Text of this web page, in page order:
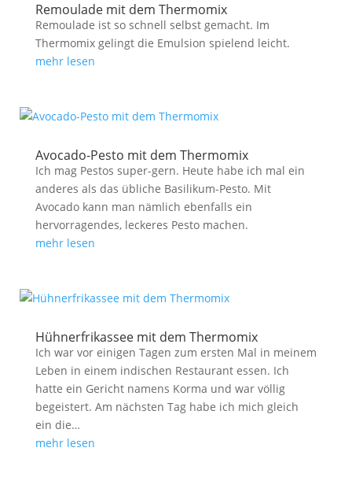
Remoulade mit dem Thermomix
Remoulade ist so schnell selbst gemacht. Im
Thermomix gelingt die Emulsion spielend leicht.
mehr lesen
Avocado-Pesto mit dem Thermomix
Ich mag Pestos super-gern. Heute habe ich mal ein
anderes als das übliche Basilikum-Pesto. Mit
Avocado kann man nämlich ebenfalls ein
hervorragendes, leckeres Pesto machen.
mehr lesen
Hühnerfrikassee mit dem Thermomix
Ich war vor einigen Tagen zum ersten Mal in meinem
Leben in einem indischen Restaurant essen. Ich
hatte ein Gericht namens Korma und war völlig
begeistert. Am nächsten Tag habe ich mich gleich
ein die…
mehr lesen